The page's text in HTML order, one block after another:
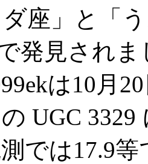
座」と「
発見されま
は10月
UGC
では17.9等